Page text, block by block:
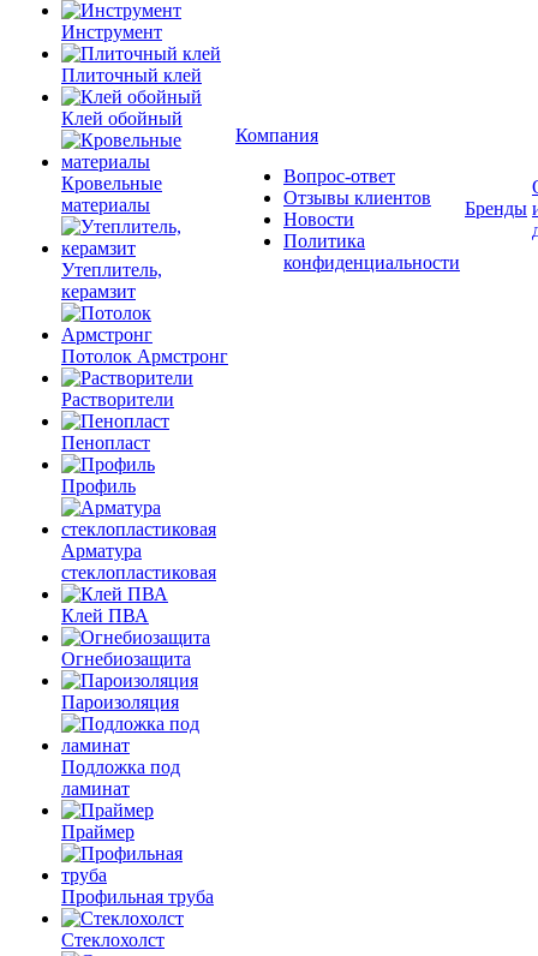
Инструмент
Плиточный клей
Клей обойный
Кровельные
материалы
Утеплитель,
керамзит
Потолок Армстронг
Растворители
Пенопласт
Профиль
Арматура
стеклопластиковая
Клей ПВА
Огнебиозащита
Пароизоляция
Подложка под
ламинат
Праймер
Профильная труба
Стеклохолст
Компания
Вопрос-ответ
Отзывы клиентов
Новости
Политика
конфиденциальности
Бренды